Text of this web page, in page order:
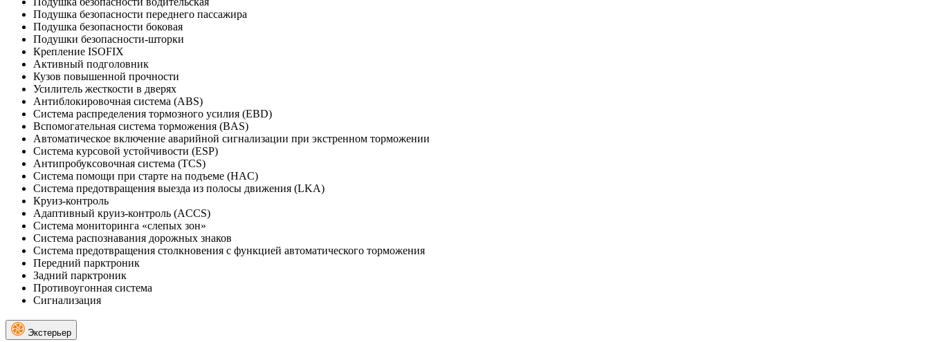
Подушка безопасности переднего пассажира
Подушка безопасности боковая
Подушки безопасности-шторки
Крепление ISOFIX
Активный подголовник
Кузов повышенной прочности
Усилитель жесткости в дверях
Антиблокировочная система (ABS)
Система распределения тормозного усилия (EBD)
Вспомогательная система торможения (BAS)
Автоматическое включение аварийной сигнализации при экстренном торможении
Система курсовой устойчивости (ESP)
Антипробуксовочная система (TCS)
Система помощи при старте на подъеме (HAC)
Система предотвращения выезда из полосы движения (LKA)
Круиз-контроль
Адаптивный круиз-контроль (ACCS)
Система мониторинга «слепых зон»
Система распознавания дорожных знаков
Система предотвращения столкновения с функцией автоматического торможения
Передний парктроник
Задний парктроник
Противоугонная система
Сигнализация
Экстерьер